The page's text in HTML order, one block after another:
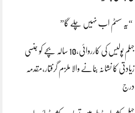
“یہ سسٹم اب نہیں چلے گا”
جہلم پولیس کی کارروائی،10 سالہ بچے کو جنسی
زیادتی کا نشانہ بنانے والا ملزم گرفتار،مقدمہ
درج